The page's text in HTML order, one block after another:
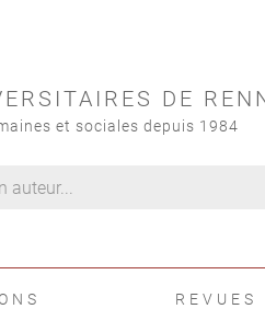
DE
et sociales depuis 1984
REVUES